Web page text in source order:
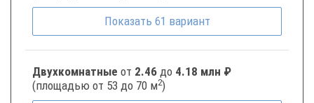
Показать 61 вариант
Двухкомнатные от 2.46 до 4.18 млн ₽
(площадью от 53 до 70 м2)